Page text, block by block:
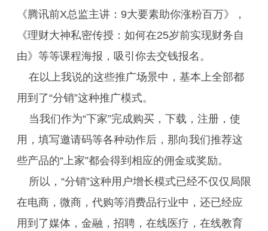
《腾讯前X总监主讲：9大要素助你涨粉百万》，
《理财大神私密传授：如何在25岁前实现财务自
由》等等课程海报，吸引你去交钱报名。
在以上我说的这些推广场景中，基本上全部都
用到了“分销”这种推广模式。
当我们作为“下家”完成购买，下载，注册，使
用，填写邀请码等各种动作后，那向我们推荐这
些产品的“上家”都会得到相应的佣金或奖励。
所以，“分销”这种用户增长模式已经不仅仅局限
在电商，微商，代购等消费品行业中，还已经应
用到了媒体，金融，招聘，在线医疗，在线教育